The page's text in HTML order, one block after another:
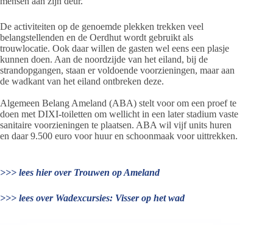
De activiteiten op de genoemde plekken trekken veel
belangstellenden en de Oerdhut wordt gebruikt als
trouwlocatie. Ook daar willen de gasten wel eens een plasje
kunnen doen. Aan de noordzijde van het eiland, bij de
strandopgangen, staan er voldoende voorzieningen, maar aan
de wadkant van het eiland ontbreken deze.
Algemeen Belang Ameland (ABA) stelt voor om een proef te
doen met DIXI-toiletten om wellicht in een later stadium vaste
sanitaire voorzieningen te plaatsen. ABA wil vijf units huren
en daar 9.500 euro voor huur en schoonmaak voor uittrekken.
>>> lees hier over Trouwen op Ameland
>>> lees over Wadexcursies: Visser op het wad